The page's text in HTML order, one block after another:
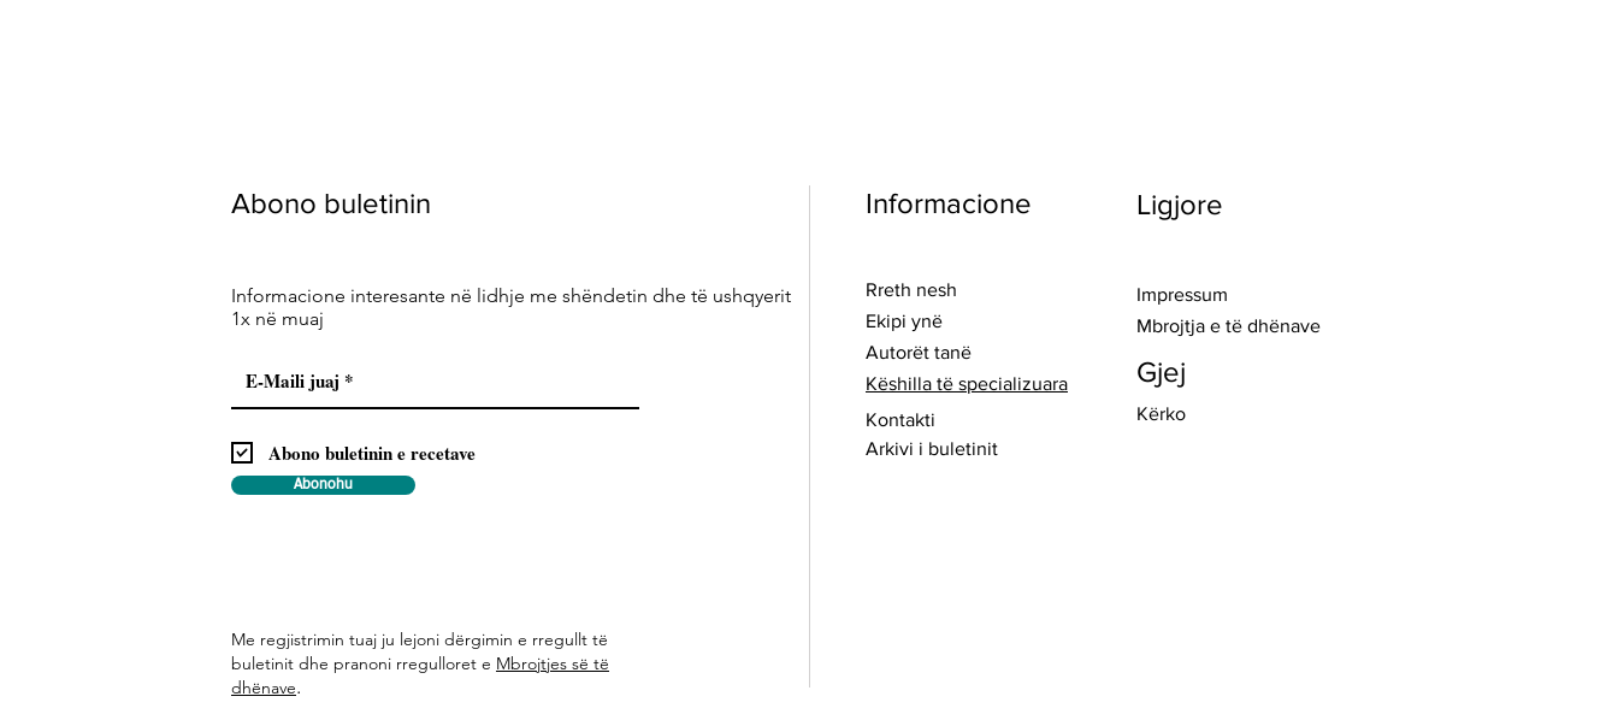
Abono buletinin
Informacione interesante në lidhje me shëndetin dhe të ushqyerit
1x në muaj
Abono buletinin e recetave
Abonohu
Me regjistrimin tuaj ju lejoni dërgimin e rregullt të
buletinit dhe pranoni rregulloret e Mbrojtjes së të
dhënave.
Informacione
Rreth nesh
Ekipi ynë
Autorët tanë
Këshilla të specializuara
Kontakti
Ligjore
Impressum
Mbrojtja e të dhënave
Gjej
Kërko
Arkivi i buletinit